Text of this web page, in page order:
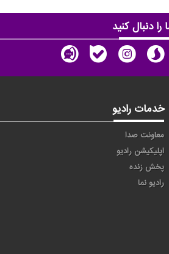
را دنبال کنید
خدمات رادیو
معاونت صدا
اپلیکیشن رادیو
پخش زنده
رادیو نما